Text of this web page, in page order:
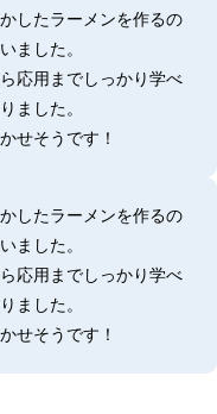
したラーメンを作るの
ました。
応用までしっかり学べ
ました。
せそうです！
したラーメンを作るの
ました。
応用までしっかり学べ
ました。
せそうです！